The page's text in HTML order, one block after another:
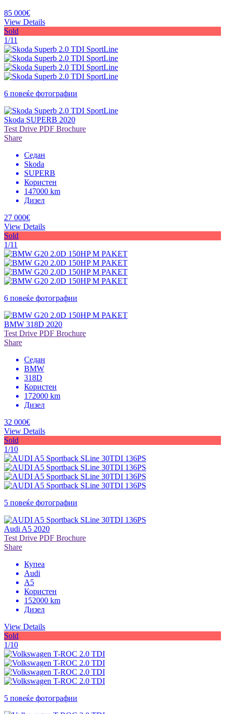
85 000€
View Details
Sold
1/11
6 повеќе фотографии
Skoda SUPERB 2020
Test Drive PDF Brochure
Share
Седан
Skoda
SUPERB
Користен
147000 km
Дизел
27 000€
View Details
Sold
1/11
6 повеќе фотографии
BMW 318D 2020
Test Drive PDF Brochure
Share
Седан
BMW
318D
Користен
172000 km
Дизел
32 000€
View Details
Sold
1/10
5 повеќе фотографии
Audi A5 2020
Test Drive PDF Brochure
Share
Купеа
Audi
A5
Користен
152000 km
Дизел
View Details
Sold
1/10
5 повеќе фотографии